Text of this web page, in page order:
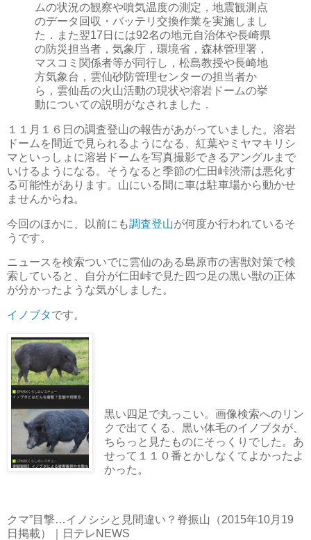
ムの状況の観察や噴気温度の測定，地震観測点
のデータ回収・バッテリ交換作業を実施しまし
た．また翌17日には92名の地元自治体や長崎県
の防災担当者，気象庁，環境省，森林管理署，
マスコミ関係者等が同行し，松島教授や長崎地
方気象台，雲仙砂防管理センターの担当者か
ら，雲仙岳の火山活動の現状や溶岩ドームの挙
動についての説明がなされました．
１１月１６日の調査登山の報告があがっていました。溶岩
ドームを間近で見られるようになる、紅葉やミヤマキリシ
マといっしょに溶岩ドームを写真撮影できるアングルまで
いけるようになる。そうなると季節の仁田峠渋滞は悪化す
る可能性があります。山にいる間に車は駐車場から動かせ
ませんからね。
今回のほかに、以前にも調査登山が何度か行われているそ
うです。
ニュースを検索ついでに雲仙のある島原市の害獣対策で検
索していると、自分が仁田峠で見た四つ足の黒い獣の正体
が分かったような気がしました。
イノブタです。
黒い四足で丸っこい。画像検索へのリン
クで出てくる、黒い体毛のイノブタが、
ちらっと見たものにそっくりでした。あ
せって１１０番とかしなくてよかったよ
かった。
クマ”目撃…イノシシと見間違い？脊振山（2015年10月19
日掲載）｜日テレNEWS